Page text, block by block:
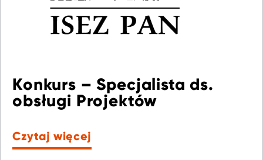
Konkurs – Specjalista ds.
obsługi Projektów
Czytaj więcej